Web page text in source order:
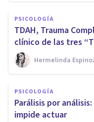
PSICOLOGÍA
TDAH, Trauma
clínico de las tres
Hermelinda
PSICOLOGÍA
Parálisis por
impide actuar